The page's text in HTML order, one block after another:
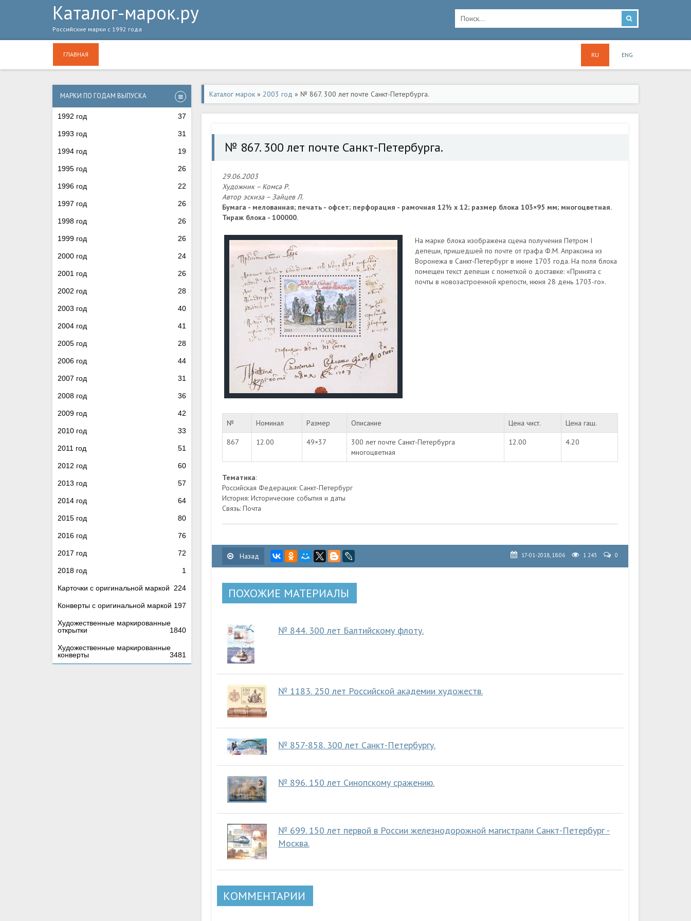
Каталог-марок.ру
Российские марки с 1992 года
ГЛАВНАЯ RU ENG
МАРКИ ПО ГОДАМ ВЫПУСКА
1992 год 37
1993 год 31
1994 год 19
1995 год 26
1996 год 22
1997 год 26
1998 год 26
1999 год 26
2000 год 24
2001 год 26
2002 год 28
2003 год 40
2004 год 41
2005 год 28
2006 год 44
2007 год 31
2008 год 36
2009 год 42
2010 год 33
2011 год 51
2012 год 60
2013 год 57
2014 год 64
2015 год 80
2016 год 76
2017 год 72
2018 год 1
Карточки с оригинальной маркой 224
Конверты с оригинальной маркой 197
Художественные маркированные
открытки
1840
Художественные маркированные
конверты
3481
Каталог марок » 2003 год » № 867. 300 лет почте Санкт-Петербурга.
№ 867. 300 лет почте Санкт-Петербурга.
29.06.2003
Художник – Комса Р.
Автор эскиза – Зайцев Л.
Бумага - мелованная; печать - офсет; перфорация - рамочная 12½ x 12; размер блока 103×95 мм; многоцветная.
Тираж блока - 100000.
На марке блока изображена сцена получения Петром I
депеши, пришедшей по почте от графа Ф.М. Апраксина из
Воронежа в Санкт-Петербург в июне 1703 года. На поля блока
помещен текст депеши с пометкой о доставке: «Принята с
почты в новозастроенной крепости, июня 28 день 1703-го».
№ Номинал Размер Описание Цена чист. Цена гаш.
867 12.00 49×37
300 лет почте Санкт-Петербурга
многоцветная
12.00 4.20
Тематика:
Российская Федерация: Санкт-Петербург
История: Исторические события и даты
Связь: Почта
Назад 17-01-2018, 18:06 1 243 0
ПОХОЖИЕ МАТЕРИАЛЫ
№ 844. 300 лет Балтийскому флоту.
№ 1183. 250 лет Российской академии художеств.
№ 857-858. 300 лет Санкт-Петербургу.
№ 896. 150 лет Синопскому сражению.
№ 699. 150 лет первой в России железнодорожной магистрали Санкт-Петербург -
Москва.
КОММЕНТАРИИ